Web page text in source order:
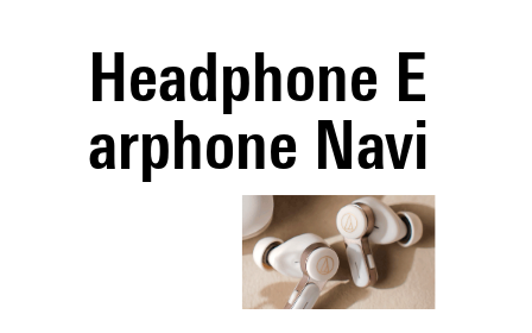
Headphone E
arphone Navi